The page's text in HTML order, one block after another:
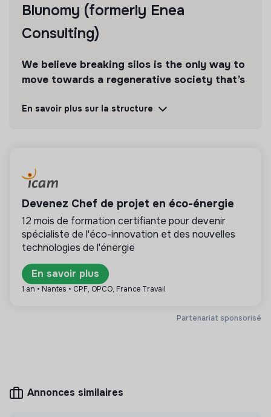
Blunomy (formerly Enea
Consulting)
We believe breaking silos is the only way to
move towards a regenerative society that’s
💡
entreprises ou les citoyens à améliorer leur
impact environnemental et social. Par exemple le
conseil en RSE, la formation, la sensibilisation aux
enjeux de la transition, les médias,…
En savoir plus sur la structure
Partenariat sponsorisé
Devenez Chef de projet en éco-énergie
12 mois de formation certifiante pour devenir
spécialiste de l'éco-innovation et des nouvelles
technologies de l'énergie
En savoir plus
1 an • Nantes • CPF, OPCO, France Travail
Annonces similaires